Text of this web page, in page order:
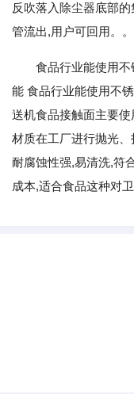
反吹落入除尘器底部
管流出,用户可回用。。
食品行业能使用
能 食品行业能使用不
送机食品接触面主要
材质在工厂进行抛光、
耐腐蚀性强,易清洗,符
成本,适合食品这种对卫